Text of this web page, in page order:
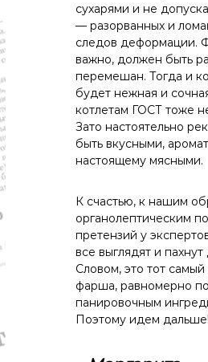
сухарями и не
— разорванных и
следов деформации.
важно, должен быть
перемешан. Тогда и
будет нежная и
котлетам ГОСТ тоже
Зато настоятельно
быть вкусными,
настоящему мясными.
К счастью, к нашим
органолептическим
претензий у
все выглядят и
Словом, это тот самый
фарша, равномерно
панировочным
Поэтому идем дальше!